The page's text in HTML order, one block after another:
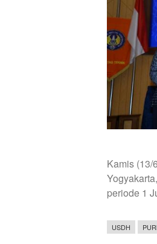
Kamis (13/
periode 1
USDH